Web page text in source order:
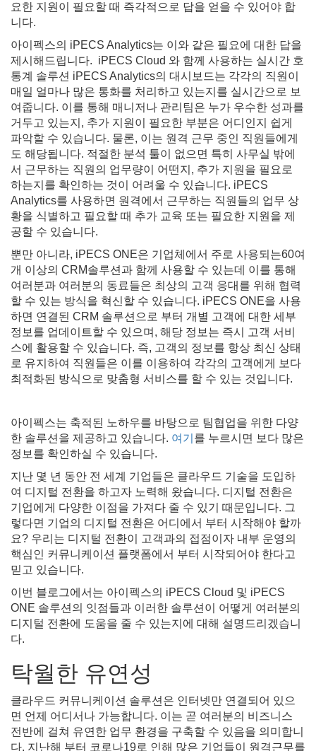
요한 지원이 필요할 때 즉각적으로 답을 얻을 수 있어야 합
니다.
아이펙스의 iPECS Analytics는 이와 같은 필요에 대한 답을
제시해드립니다. iPECS Cloud 와 함께 사용하는 실시간 호
통계 솔루션 iPECS Analytics의 대시보드는 각각의 직원이
매일 얼마나 많은 통화를 처리하고 있는지를 실시간으로 보
여줍니다. 이를 통해 매니저나 관리팀은 누가 우수한 성과를
거두고 있는지, 추가 지원이 필요한 부분은 어디인지 쉽게
파악할 수 있습니다. 물론, 이는 원격 근무 중인 직원들에게
도 해당됩니다. 적절한 분석 툴이 없으면 특히 사무실 밖에
서 근무하는 직원의 업무량이 어떤지, 추가 지원을 필요로
하는지를 확인하는 것이 어려울 수 있습니다. iPECS
Analytics를 사용하면 원격에서 근무하는 직원들의 업무 상
황을 식별하고 필요할 때 추가 교육 또는 필요한 지원을 제
공할 수 있습니다.
뿐만 아니라, iPECS ONE은 기업체에서 주로 사용되는60여
개 이상의 CRM솔루션과 함께 사용할 수 있는데 이를 통해
여러분과 여러분의 동료들은 최상의 고객 응대를 위해 협력
할 수 있는 방식을 혁신할 수 있습니다. iPECS ONE을 사용
하면 연결된 CRM 솔루션으로 부터 개별 고객에 대한 세부
정보를 업데이트할 수 있으며, 해당 정보는 즉시 고객 서비
스에 활용할 수 있습니다. 즉, 고객의 정보를 항상 최신 상태
로 유지하여 직원들은 이를 이용하여 각각의 고객에게 보다
최적화된 방식으로 맞춤형 서비스를 할 수 있는 것입니다.
아이펙스는 축적된 노하우를 바탕으로 팀협업을 위한 다양
한 솔루션을 제공하고 있습니다. 여기 를 누르시면 보다 많은
정보를 확인하실 수 있습니다.
지난 몇 년 동안 전 세계 기업들은 클라우드 기술을 도입하
여 디지털 전환을 하고자 노력해 왔습니다. 디지털 전환은
기업에게 다양한 이점을 가져다 줄 수 있기 때문입니다. 그
렇다면 기업의 디지털 전환은 어디에서 부터 시작해야 할까
요? 우리는 디지털 전환이 고객과의 접점이자 내부 운영의
핵심인 커뮤니케이션 플랫폼에서 부터 시작되어야 한다고
믿고 있습니다.
이번 블로그에서는 아이펙스의 iPECS Cloud 및 iPECS
ONE 솔루션의 잇점들과 이러한 솔루션이 어떻게 여러분의
디지털 전환에 도움을 줄 수 있는지에 대해 설명드리겠습니
다.
탁월한 유연성
클라우드 커뮤니케이션 솔루션은 인터넷만 연결되어 있으
면 언제 어디서나 가능합니다. 이는 곧 여러분의 비즈니스
전반에 걸쳐 유연한 업무 환경을 구축할 수 있음을 의미합니
다. 지난해 부터 코로나19로 인해 많은 기업들이 원격근무를